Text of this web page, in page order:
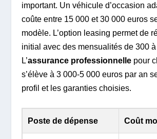
important. Un véhicule d’occasion
coûte entre 15 000 et 30 000 euros
modèle. L’option leasing permet de
initial avec des mensualités de 300
L’assurance professionnelle pour
s’élève à 3 000-5 000 euros par an
profil et les garanties choisies.
Poste de dépense Coût